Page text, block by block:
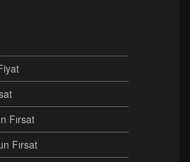
Fırsat
Fırsat